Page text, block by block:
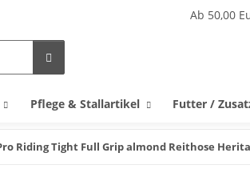
Ab 50,00
Pflege & Stallartikel Futter /
Riding Tight Full Grip almond Reithose